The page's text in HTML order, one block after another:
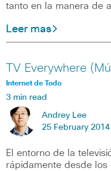
tanto en la manera de
Leer mas
TV Everywhere
Internet de Todo
3 min read
Andrey Lee
25 February
El entorno de la
rápidamente desde